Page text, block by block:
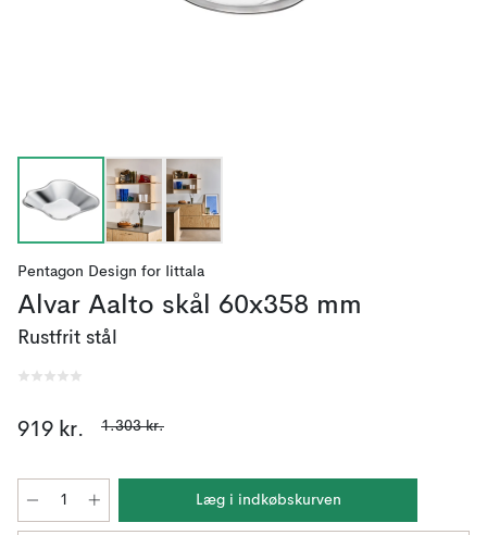
Pentagon Design for Iittala
Alvar Aalto skål 60x358 mm
Rustfrit stål
919 kr. 1.303 kr.
Læg i indkøbskurven